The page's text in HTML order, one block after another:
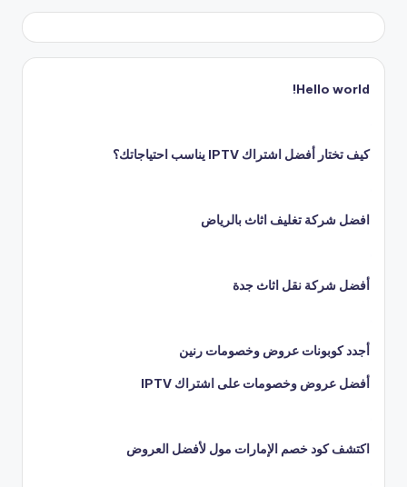
Hello world!
كيف تختار أفضل اشتراك IPTV يناسب احتياجاتك؟
افضل شركة تغليف اثاث بالرياض
أفضل شركة نقل اثاث جدة
أجدد كوبونات عروض وخصومات رنين
أفضل عروض وخصومات على اشتراك IPTV
اكتشف كود خصم الإمارات مول لأفضل العروض